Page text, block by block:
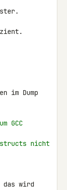
im Dump
GCC
structs nicht
wird